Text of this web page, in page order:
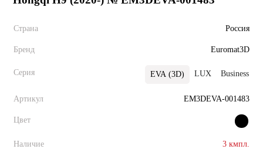
Страна Россия
Бренд Euromat3D
Серия EVA (3D) LUX Business
Артикул EM3DEVA-001483
Цвет
Наличие 3 кмпл.